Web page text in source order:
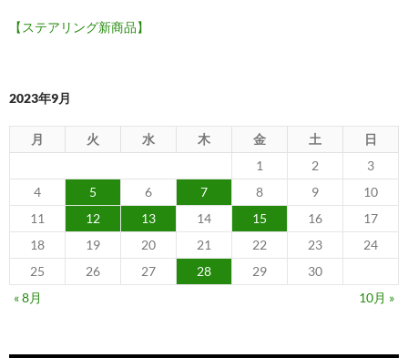
【ステアリング新商品】
2023年9月
月 火 水 木 金 土
日
1
2
3
4
5 6 7 8 9
10
11
12 13 14 15 16
17
18
19 20 21 22 23
24
25
26 27 28 29
30
« 8月
10月 »